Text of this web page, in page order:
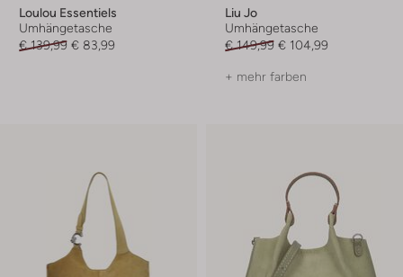
Loulou Essentiels
Umhängetasche
€ 139,99 € 83,99
Liu Jo
Umhängetasche
€ 149,99 € 104,99
+ mehr farben